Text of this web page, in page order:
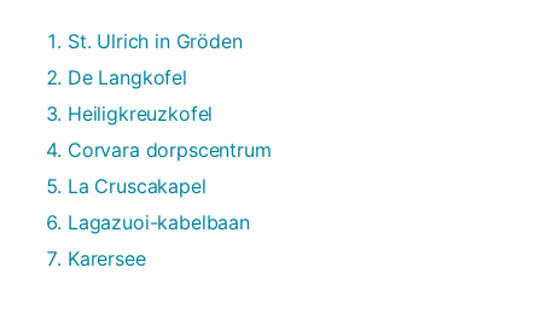
St. Ulrich in Gröden
De Langkofel
Heiligkreuzkofel
Corvara dorpscentrum
La Cruscakapel
Lagazuoi-kabelbaan
Karersee